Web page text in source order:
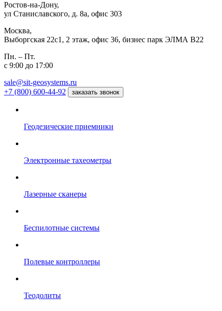
Ростов-на-Дону,
ул Станиславского, д. 8а, офис 303
Москва,
Выборгская 22с1, 2 этаж, офис 36, бизнес парк ЭЛМА В22
Пн. – Пт.
с 9:00 до 17:00
sale@sit-geosystems.ru
+7 (800) 600-44-92
заказать звонок
Геодезические приемники
Электронные тахеометры
Лазерные сканеры
Беспилотные системы
Полевые контроллеры
Теодолиты